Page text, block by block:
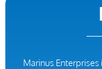
Marinus